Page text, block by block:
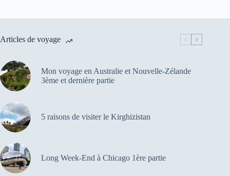
Articles de voyage
Mon voyage en Australie et Nouvelle-Zélande
3ème et dernière partie
5 raisons de visiter le Kirghizistan
Long Week-End à Chicago 1ère partie